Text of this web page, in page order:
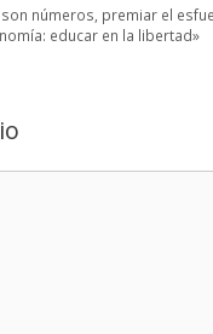
números, premiar el
educar en la libertad»